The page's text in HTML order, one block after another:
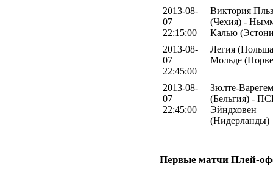
2013-08-
07
22:15:00
Виктория
(Чехия) -
Калью
2013-08-
07
22:45:00
Легия
Мольде
2013-08-
07
22:45:00
Зюлте-Варегем
(Бельгия) -
Эйндховен
(Нидерланды)
Первые матчи Плей-